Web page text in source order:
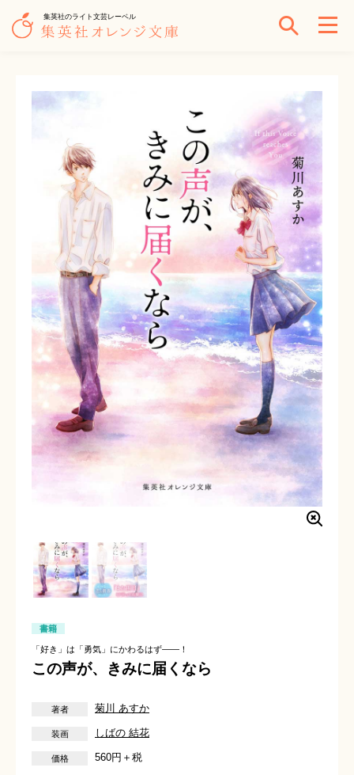
集英社のライト文芸レーベル
書籍
「好き」は「勇気」にかわるはず――！
この声が、きみに届くなら
菊川 あすか
しばの 結花
560円＋税